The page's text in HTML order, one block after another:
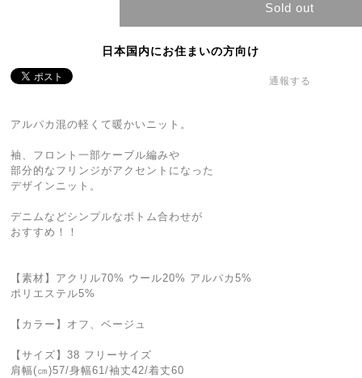
Sold out
日本国内にお住まいの方向け
通報する
アルパカ混の軽くて暖かいニット。
袖、フロント一部ケーブル編みや
部分的なフリンジがアクセントになった
デザインニット。
デニムなどシンプルなボトム合わせが
おすすめ！！
【素材】アクリル70% ウール20% アルパカ5%
ポリエステル5%
【カラー】オフ、ベージュ
【サイズ】38 フリーサイズ
肩幅(㎝)57/身幅61/袖丈42/着丈60